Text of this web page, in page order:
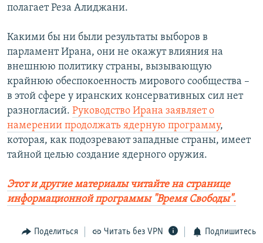
полагает Реза Алиджани.
Какими бы ни были результаты выборов в
парламент Ирана, они не окажут влияния на
внешнюю политику страны, вызывающую
крайнюю обеспокоенность мирового сообщества –
в этой сфере у иранских консервативных сил нет
разногласий. Руководство Ирана заявляет о
намерении продолжать ядерную программу,
которая, как подозревают западные страны, имеет
тайной целью создание ядерного оружия.
Этот и другие материалы читайте на странице
информационной программы "Время Свободы".
Поделиться Читать без VPN Подпишитесь